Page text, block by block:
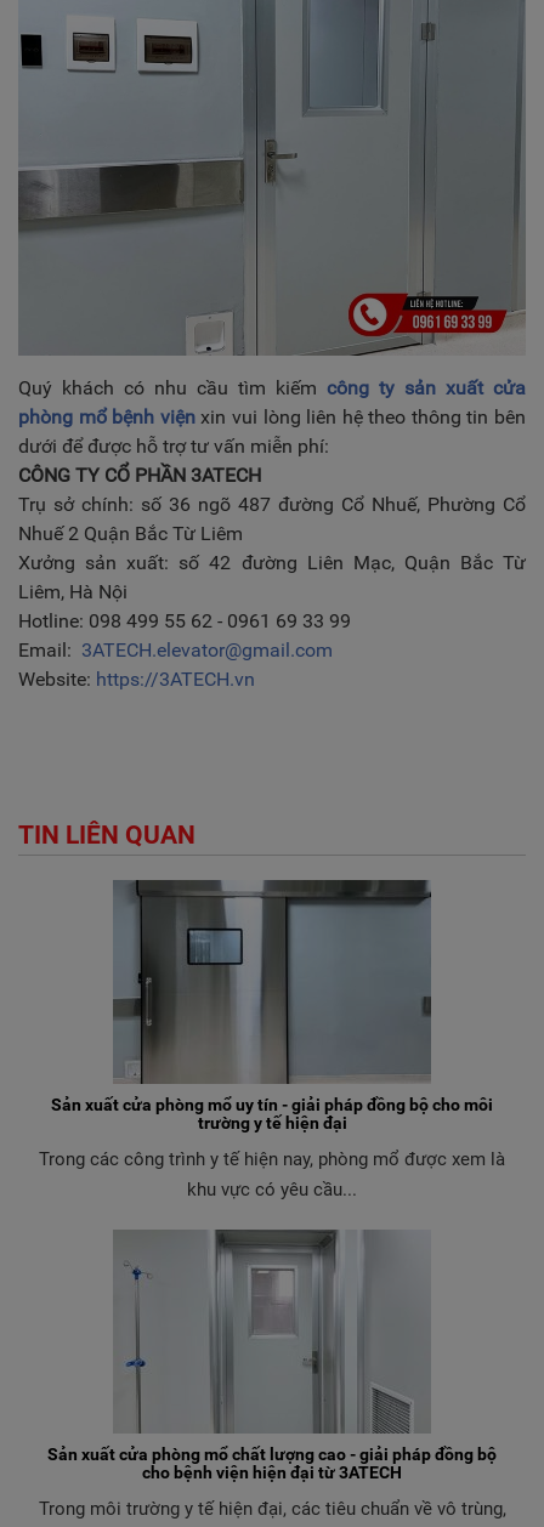
Quý khách có nhu cầu tìm kiếm công ty sản xuất cửa
phòng mổ bệnh việnxin vui lòng liên hệ theo thông tin bên
dưới để được hỗ trợ tư vấn miễn phí:
CÔNG TY CỔ PHẦN 3ATECH
Trụ sở chính: số 36 ngõ 487 đường Cổ Nhuế, Phường Cổ
Nhuế 2 Quận Bắc Từ Liêm
Xưởng sản xuất: số 42 đường Liên Mạc, Quận Bắc Từ
Liêm, Hà Nội
Hotline: 098 499 55 62 - 0961 69 33 99
Email: 3ATECH.elevator@gmail.com
Website: https://3ATECH.vn
TIN LIÊN QUAN
Sản xuất cửa phòng mổ uy tín - giải pháp đồng bộ cho môi
trường y tế hiện đại
Trong các công trình y tế hiện nay, phòng mổ được xem là
khu vực có yêu cầu...
Sản xuất cửa phòng mổ chất lượng cao - giải pháp đồng bộ
cho bệnh viện hiện đại từ 3ATECH
Trong môi trường y tế hiện đại, các tiêu chuẩn về vô trùng,